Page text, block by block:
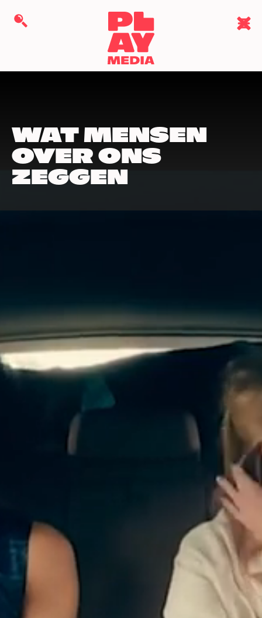
WAT MENSEN
OVER ONS
ZEGGEN